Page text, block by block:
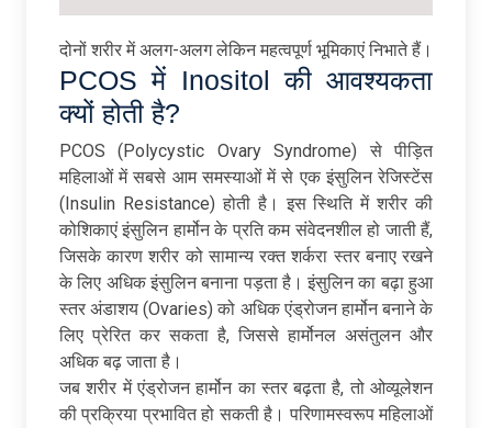
दोनों शरीर में अलग-अलग लेकिन महत्वपूर्ण भूमिकाएं निभाते हैं।
PCOS में Inositol की आवश्यकता
क्यों होती है?
PCOS (Polycystic Ovary Syndrome) से पीड़ित
महिलाओं में सबसे आम समस्याओं में से एक इंसुलिन रेजिस्टेंस
(Insulin Resistance) होती है। इस स्थिति में शरीर की
कोशिकाएं इंसुलिन हार्मोन के प्रति कम संवेदनशील हो जाती हैं,
जिसके कारण शरीर को सामान्य रक्त शर्करा स्तर बनाए रखने
के लिए अधिक इंसुलिन बनाना पड़ता है। इंसुलिन का बढ़ा हुआ
स्तर अंडाशय (Ovaries) को अधिक एंड्रोजन हार्मोन बनाने के
लिए प्रेरित कर सकता है, जिससे हार्मोनल असंतुलन और
अधिक बढ़ जाता है।
जब शरीर में एंड्रोजन हार्मोन का स्तर बढ़ता है, तो ओव्यूलेशन
की प्रक्रिया प्रभावित हो सकती है। परिणामस्वरूप महिलाओं